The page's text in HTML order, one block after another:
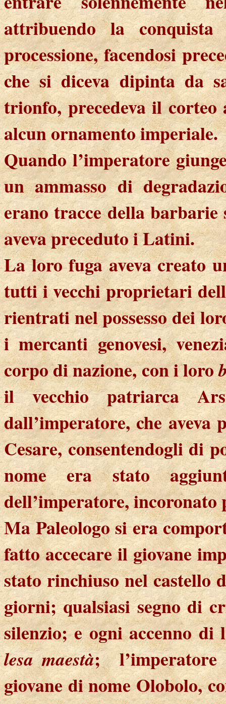
attribuendo la
processione, facendosi
che si diceva dipinta da
trionfo, precedeva il corteo
alcun ornamento imperiale.
Quando l’imperatore
un ammasso di
erano tracce della barbarie
aveva preceduto i Latini.
La loro fuga aveva creato
tutti i vecchi proprietari
rientrati nel possesso dei
i mercanti genovesi,
corpo di nazione, con i loro
il vecchio patriarca
dall’imperatore, che
Cesare, consentendogli di
nome era stato
dell’imperatore, incoronato
Ma Paleologo si era
fatto accecare il giovane
stato rinchiuso nel castello
giorni; qualsiasi segno di
silenzio; e ogni accenno
lesa maestà;
giovane di nome Olobolo,